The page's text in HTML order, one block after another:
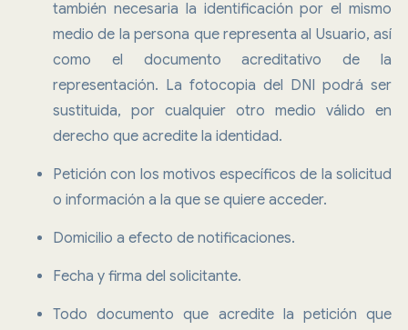
también necesaria la identificación por el mismo
medio de la persona que representa al Usuario, así
como el documento acreditativo de la
representación. La fotocopia del DNI podrá ser
sustituida, por cualquier otro medio válido en
derecho que acredite la identidad.
Petición con los motivos específicos de la solicitud
o información a la que se quiere acceder.
Domicilio a efecto de notificaciones.
Fecha y firma del solicitante.
Todo documento que acredite la petición que